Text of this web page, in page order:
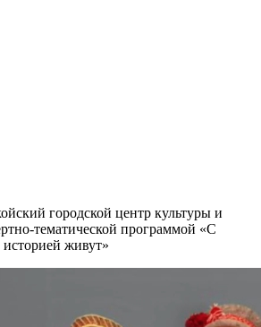
городской центр культуры и
тематической программой «С
историей живут»